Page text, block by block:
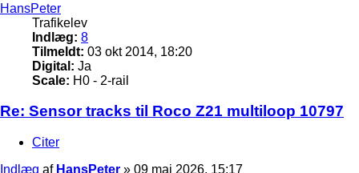
HansPeter
Trafikelev
Indlæg: 8
Tilmeldt: 03 okt 2014, 18:20
Digital: Ja
Scale: H0 - 2-rail
Re: Sensor tracks til Roco Z21 multiloop 10797
Citer
Indlæg af HansPeter » 09 maj 2026, 15:17